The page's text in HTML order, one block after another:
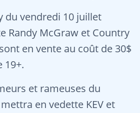
du vendredi 10 juillet
Randy McGraw et Country
en vente au coût de 30$
19+.
et rameuses du
en vedette KEV et